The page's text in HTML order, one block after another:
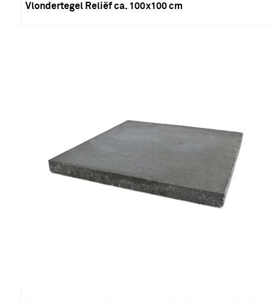
Vlondertegel Reliëf ca. 100x100 cm